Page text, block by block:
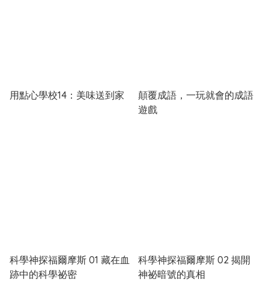
用點心學校14：美味送到家
顛覆成語，一玩就會的成語
遊戲
科學神探福爾摩斯 01 藏在血
跡中的科學祕密
科學神探福爾摩斯 02 揭開
神祕暗號的真相